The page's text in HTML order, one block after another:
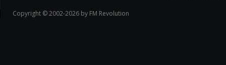
Copyright © 2002-2026 by FM Revolution